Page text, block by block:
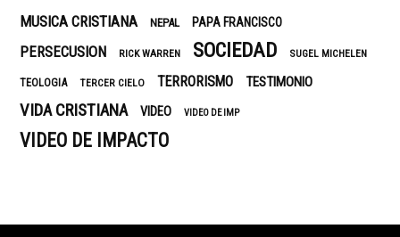
MUSICA CRISTIANA NEPAL PAPA FRANCISCO
PERSECUSION RICK WARREN SOCIEDAD SUGEL MICHELEN
TEOLOGIA TERCER CIELO TERRORISMO TESTIMONIO
VIDA CRISTIANA VIDEO VIDEO DE IMP
VIDEO DE IMPACTO